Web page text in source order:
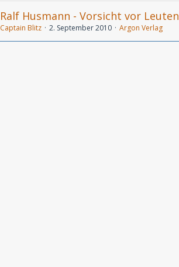
Ralf Husmann - Vorsicht vor Leuten
Captain Blitz 2. September 2010 Argon Verlag